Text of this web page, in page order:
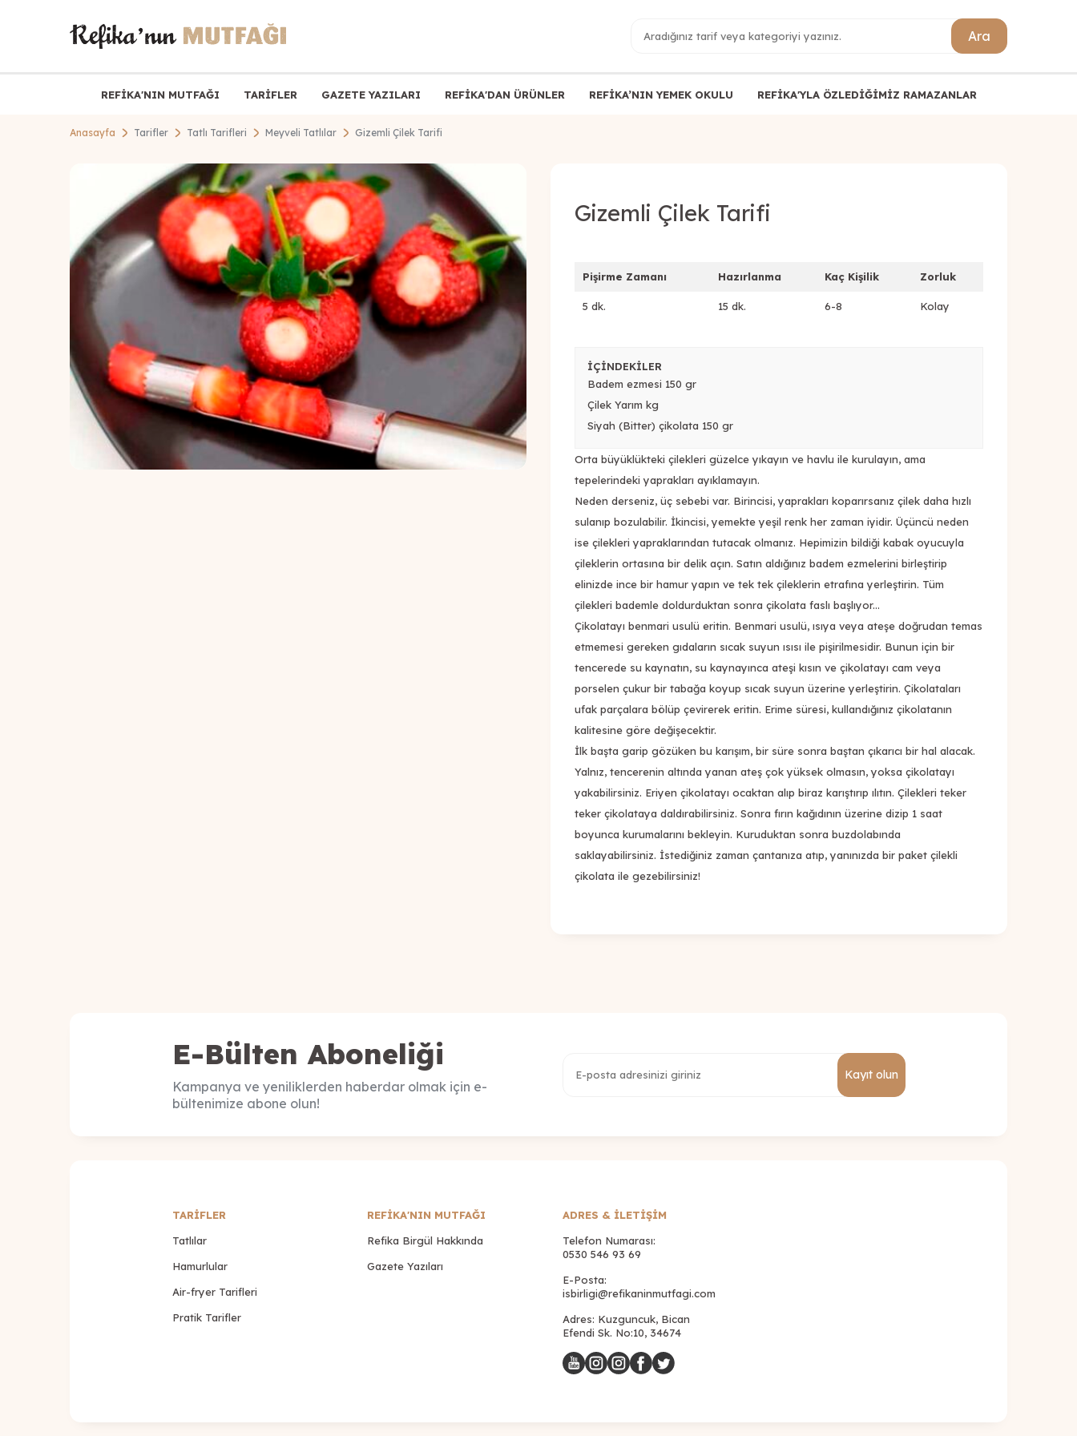
Ara
REFİKA'NIN MUTFAĞI TARİFLER GAZETE YAZILARI REFİKA'DAN ÜRÜNLER REFİKA’NIN YEMEK OKULU REFİKA'YLA ÖZLEDİĞİMİZ RAMAZANLAR
Anasayfa Tarifler Tatlı Tarifleri Meyveli Tatlılar Gizemli Çilek Tarifi
Gizemli Çilek Tarifi
Pişirme Zamanı Hazırlanma Kaç Kişilik Zorluk
5 dk. 15 dk. 6-8 Kolay
İÇİNDEKİLER
Badem ezmesi 150 gr
Çilek Yarım kg
Siyah (Bitter) çikolata 150 gr
Orta büyüklükteki çilekleri güzelce yıkayın ve havlu ile kurulayın, ama
tepelerindeki yaprakları ayıklamayın.
Neden derseniz, üç sebebi var. Birincisi, yaprakları koparırsanız çilek daha hızlı
sulanıp bozulabilir. İkincisi, yemekte yeşil renk her zaman iyidir. Üçüncü neden
ise çilekleri yapraklarından tutacak olmanız. Hepimizin bildiği kabak oyucuyla
çileklerin ortasına bir delik açın. Satın aldığınız badem ezmelerini birleştirip
elinizde ince bir hamur yapın ve tek tek çileklerin etrafına yerleştirin. Tüm
çilekleri bademle doldurduktan sonra çikolata faslı başlıyor...
Çikolatayı benmari usulü eritin. Benmari usulü, ısıya veya ateşe doğrudan temas
etmemesi gereken gıdaların sıcak suyun ısısı ile pişirilmesidir. Bunun için bir
tencerede su kaynatın, su kaynayınca ateşi kısın ve çikolatayı cam veya
porselen çukur bir tabağa koyup sıcak suyun üzerine yerleştirin. Çikolataları
ufak parçalara bölüp çevirerek eritin. Erime süresi, kullandığınız çikolatanın
kalitesine göre değişecektir.
İlk başta garip gözüken bu karışım, bir süre sonra baştan çıkarıcı bir hal alacak.
Yalnız, tencerenin altında yanan ateş çok yüksek olmasın, yoksa çikolatayı
yakabilirsiniz. Eriyen çikolatayı ocaktan alıp biraz karıştırıp ılıtın. Çilekleri teker
teker çikolataya daldırabilirsiniz. Sonra fırın kağıdının üzerine dizip 1 saat
boyunca kurumalarını bekleyin. Kuruduktan sonra buzdolabında
saklayabilirsiniz. İstediğiniz zaman çantanıza atıp, yanınızda bir paket çilekli
çikolata ile gezebilirsiniz!
E-Bülten Aboneliği
Kampanya ve yeniliklerden haberdar olmak için e-
bültenimize abone olun!
Kayıt olun
TARİFLER
Tatlılar
Hamurlular
Air-fryer Tarifleri
Pratik Tarifler
REFİKA'NIN MUTFAĞI
Refika Birgül Hakkında
Gazete Yazıları
ADRES & İLETIŞIM
Telefon Numarası:
0530 546 93 69
E-Posta:
isbirligi@refikaninmutfagi.com
Adres: Kuzguncuk, Bican
Efendi Sk. No:10, 34674